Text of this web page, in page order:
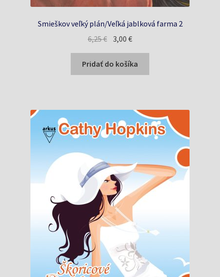
Smieškov veľký plán/Veľká jablková farma 2
6,25€ Pôvodná
cena
bola:
6,25 €.
3,00€Aktuálna
cena
je:
3,00 €.
Pridať do košíka